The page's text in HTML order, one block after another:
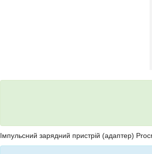
Імпульсний зарядний пристрій (адаптер)